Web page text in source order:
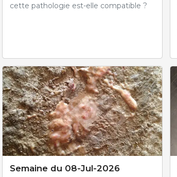
cette pathologie est-elle compatible ?
Semaine du 08-Jul-2026